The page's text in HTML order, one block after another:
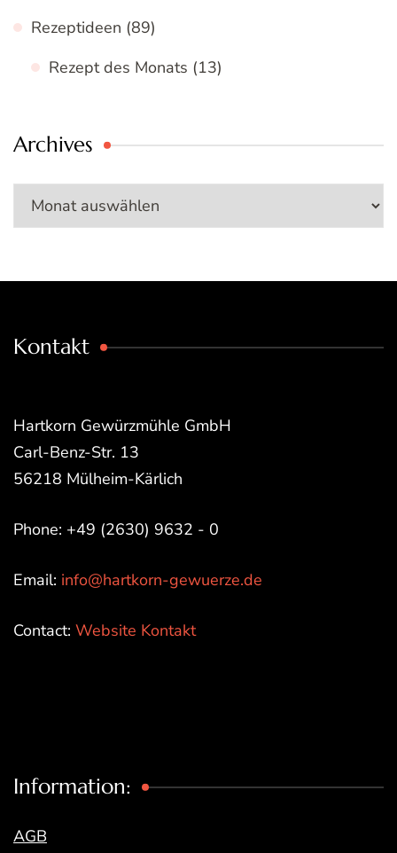
Rezeptideen (89)
Rezept des Monats (13)
Archives
Archives
Kontakt
Hartkorn Gewürzmühle GmbH
Carl-Benz-Str. 13
56218 Mülheim-Kärlich
Phone: +49 (2630) 9632 - 0
Email: info@hartkorn-gewuerze.de
Contact: Website Kontakt
Information:
AGB